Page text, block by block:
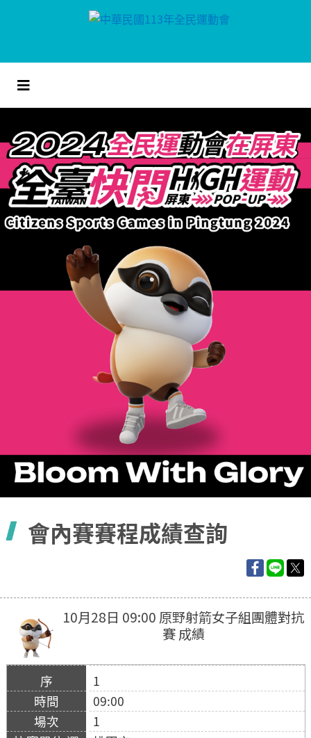
主
要
內
會內賽賽程成績查詢
10月28日 09:00 原野射箭女子組團體對抗
賽 成績
1
09:00
1